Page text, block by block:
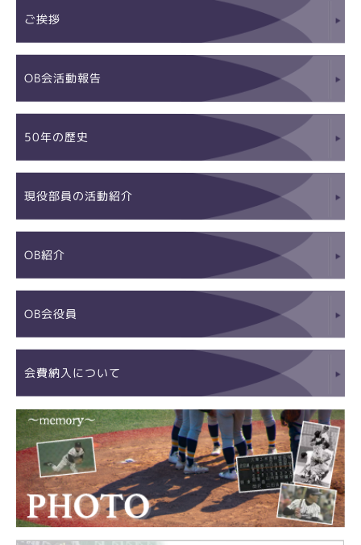
ご挨拶
OB会活動報告
50年の歴史
現役部員の活動紹介
OB紹介
OB会役員
会費納入について